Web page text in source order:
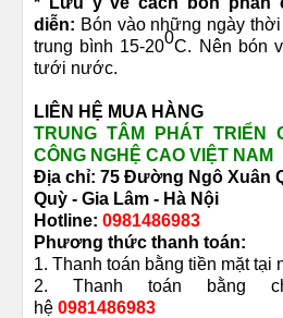
diễn: Bón vào những ngày
trung bình 15-200C. Nên bón
tưới nước.
LIÊN HỆ MUA HÀNG
TRUNG TÂM PHÁT TRIỂN
CÔNG NGHỆ CAO VIỆT NAM
Địa chỉ: 75 Đường Ngô Xuân
Quỳ - Gia Lâm - Hà Nội
Hotline: 0981486983
Phương thức thanh toán:
1. Thanh toán bằng tiền mặt tại
2. Thanh toán bằng
hệ 0981486983